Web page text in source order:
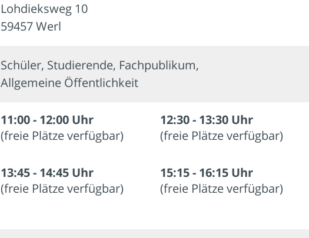
Lohdieksweg 10
59457 Werl
Schüler, Studierende, Fachpublikum,
Allgemeine Öffentlichkeit
11:00 - 12:00 Uhr
(freie Plätze verfügbar)
12:30 - 13:30 Uhr
(freie Plätze verfügbar)
13:45 - 14:45 Uhr
(freie Plätze verfügbar)
15:15 - 16:15 Uhr
(freie Plätze verfügbar)